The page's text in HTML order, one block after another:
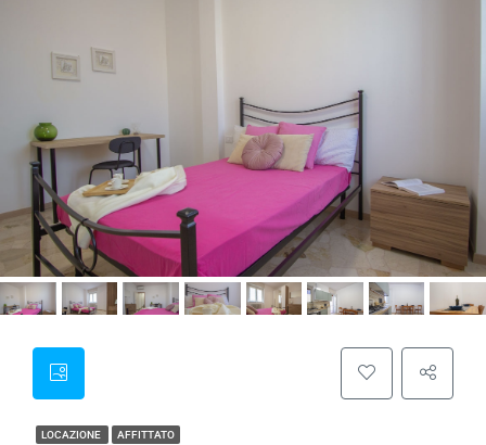
LOCAZIONE AFFITTATO